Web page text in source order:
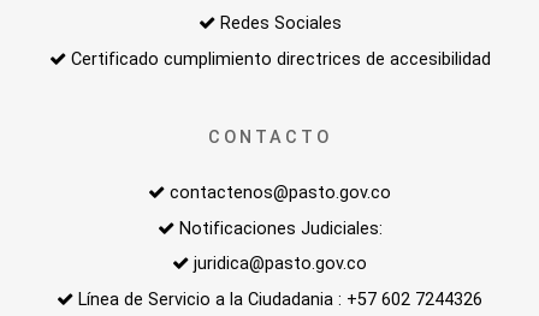
Redes Sociales
Certificado cumplimiento directrices de accesibilidad
CONTACTO
contactenos@pasto.gov.co
Notificaciones Judiciales:
juridica@pasto.gov.co
Línea de Servicio a la Ciudadania : +57 602 7244326